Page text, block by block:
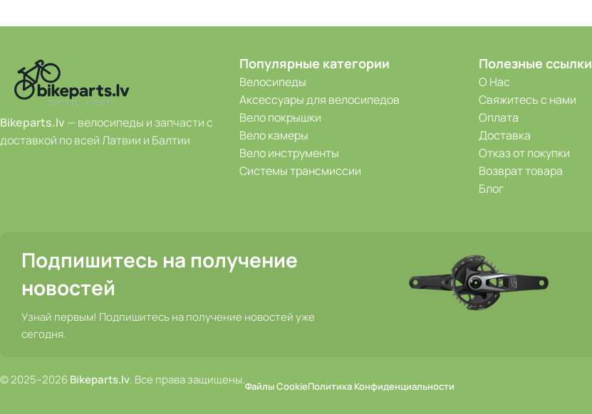
Bikeparts.lv — велосипеды и запчасти с
доставкой по всей Латвии и Балтии
Популярные категории
Велосипеды
Аксессуары для велосипедов
Вело покрышки
Вело камеры
Вело инструменты
Системы трансмиссии
Полезные ссылки
О Нас
Свяжитесь с нами
Оплата
Доставка
Отказ от покупки
Возврат товара
Блог
Подпишитесь на получение
новостей
Узнай первым! Подпишитесь на получение новостей уже
сегодня.
© 2025–2026Bikeparts.lv. Все права защищены.Файлы CookieПолитика Конфиденциальности